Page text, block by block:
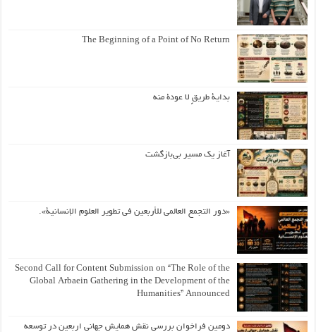
The Beginning of a Point of No Return
بداية طريقٍ لا عودة منه
آغاز یک مسیر بی‌بازگشت
«دور التجمع العالمي للأربعين في تطوير العلوم الإنسانية».
Second Call for Content Submission on “The Role of the
Global Arbaein Gathering in the Development of the
Humanities” Announced
دومین فراخوان بررسی نقش همایش جهانی اربعین در توسعه